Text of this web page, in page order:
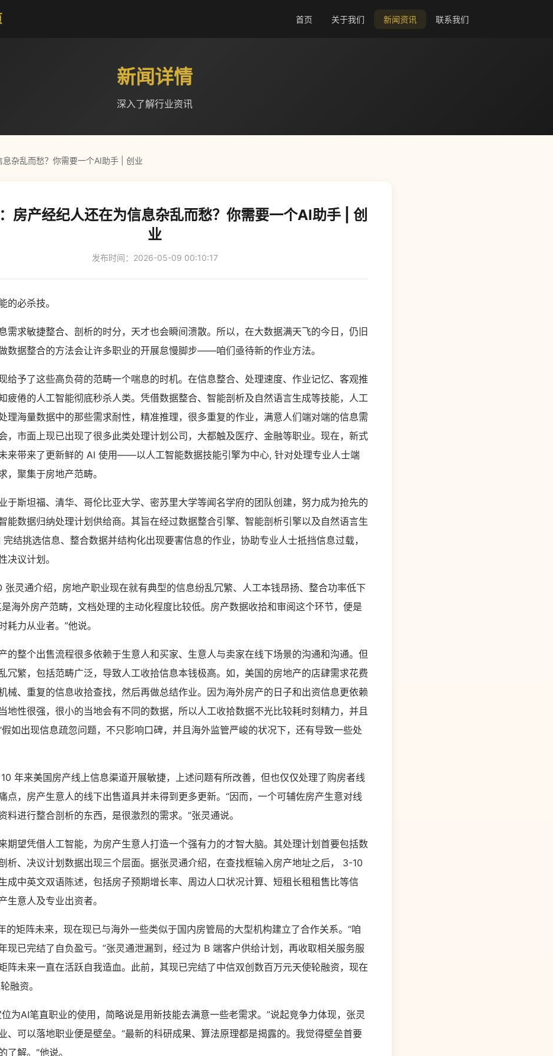
首页 关于我们 新闻资讯 联系我们
新闻详情
深入了解行业资讯
杂乱而愁？你需要一个AI助手 | 创业
房产经纪人还在为信息杂乱而愁？你需要一个AI助手 | 创
业
发布时间：2026-05-09 00:10:17
的必杀技。
需求敏捷整合、剖析的时分，天才也会瞬间溃散。所以，在大数据满天飞的今日，仍旧
数据整合的方法会让许多职业的开展怠慢脚步——咱们亟待新的作业方法。
给予了这些高负荷的范畴一个喘息的时机。在信息整合、处理速度、作业记忆、客观推
疲倦的人工智能彻底秒杀人类。凭借数据整合、智能剖析及自然语言生成等技能，人工
理海量数据中的那些需求耐性，精准推理，很多重复的作业，满意人们端对端的信息需
，市面上现已出现了很多此类处理计划公司，大都触及医疗、金融等职业。现在，新式
来带来了更新鲜的 AI 使用——以人工智能数据技能引擎为中心, 针对处理专业人士端
，聚集于房地产范畴。
于斯坦福、清华、哥伦比亚大学、密苏里大学等闻名学府的团队创建，努力成为抢先的
能数据归纳处理计划供给商。其旨在经过数据整合引擎、智能剖析引擎以及自然语言生
结挑选信息、整合数据并结构化出现要害信息的作业，协助专业人士抵挡信息过载，
决议计划。
张灵通介绍，房地产职业现在就有典型的信息纷乱冗繁、人工本钱昂扬、整合功率低下
是海外房产范畴，文档处理的主动化程度比较低。房产数据收拾和审阅这个环节，便是
耗力从业者。”他说。
的整个出售流程很多依赖于生意人和买家、生意人与卖家在线下场景的沟通和沟通。但
冗繁，包括范畴广泛，导致人工收拾信息本钱极高。如，美国的房地产的店肆需求花费
械、重复的信息收拾查找，然后再做总结作业。因为海外房产的日子和出资信息更依赖
地性很强，很小的当地会有不同的数据，所以人工收拾数据不光比较耗时刻精力，并且
如出现信息疏忽问题，不只影响口碑，并且海外监管严峻的状况下，还有导致一些处
年来美国房产线上信息渠道开展敏捷，上述问题有所改善，但也仅仅处理了购房者线
点，房产生意人的线下出售道具并未得到更多更新。“因而，一个可辅佐房产生意对线
料进行整合剖析的东西，是很激烈的需求。”张灵通说。
期望凭借人工智能，为房产生意人打造一个强有力的才智大脑。其处理计划首要包括数
析、决议计划数据出现三个层面。据张灵通介绍，在查找框输入房产地址之后， 3-10
成中英文双语陈述，包括房子预期增长率、周边人口状况计算、短租长租租售比等信
生意人及专业出资者。
的矩阵未来，现在现已与海外一些类似于国内房管局的大型机构建立了合作关系。“咱
现已完结了自负盈亏。”张灵通泄漏到，经过为 B 端客户供给计划，再收取相关服务服
阵未来一直在活跃自我造血。此前，其现已完结了中信双创数百万元天使轮融资，现在
融资。
为AI笔直职业的使用，简略说是用新技能去满意一些老需求。”说起竞争力体现，张灵
、可以落地职业便是壁垒。“最新的科研成果、算法原理都是揭露的。我觉得壁垒首要
了解。”他说。